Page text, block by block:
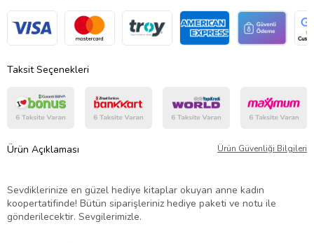
Taksit Seçenekleri
Ürün Açıklaması Ürün Güvenliği Bilgileri
Sevdiklerinize en güzel hediye kitaplar okuyan anne kadın
koopertatifinde! Bütün siparişleriniz hediye paketi ve notu ile
gönderilecektir. Sevgilerimizle.